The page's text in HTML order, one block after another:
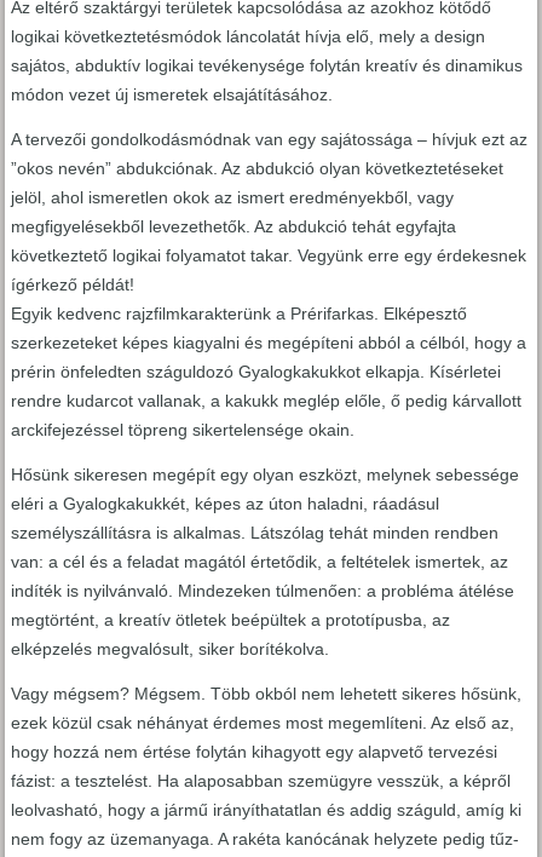
Az eltérő szaktárgyi területek kapcsolódása az azokhoz kötődő
logikai következtetésmódok láncolatát hívja elő, mely a design
sajátos, abduktív logikai tevékenysége folytán kreatív és dinamikus
módon vezet új ismeretek elsajátításához.
A tervezői gondolkodásmódnak van egy sajátossága – hívjuk ezt az
”okos nevén” abdukciónak. Az abdukció olyan következtetéseket
jelöl, ahol ismeretlen okok az ismert eredményekből, vagy
megfigyelésekből levezethetők. Az abdukció tehát egyfajta
következtető logikai folyamatot takar. Vegyünk erre egy érdekesnek
ígérkező példát!
Egyik kedvenc rajzfilmkarakterünk a Prérifarkas. Elképesztő
szerkezeteket képes kiagyalni és megépíteni abból a célból, hogy a
prérin önfeledten száguldozó Gyalogkakukkot elkapja. Kísérletei
rendre kudarcot vallanak, a kakukk meglép előle, ő pedig kárvallott
arckifejezéssel töpreng sikertelensége okain.
Hősünk sikeresen megépít egy olyan eszközt, melynek sebessége
eléri a Gyalogkakukkét, képes az úton haladni, ráadásul
személyszállításra is alkalmas. Látszólag tehát minden rendben
van: a cél és a feladat magától értetődik, a feltételek ismertek, az
indíték is nyilvánvaló. Mindezeken túlmenően: a probléma átélése
megtörtént, a kreatív ötletek beépültek a prototípusba, az
elképzelés megvalósult, siker borítékolva.
Vagy mégsem? Mégsem. Több okból nem lehetett sikeres hősünk,
ezek közül csak néhányat érdemes most megemlíteni. Az első az,
hogy hozzá nem értése folytán kihagyott egy alapvető tervezési
fázist: a tesztelést. Ha alaposabban szemügyre vesszük, a képről
leolvasható, hogy a jármű irányíthatatlan és addig száguld, amíg ki
nem fogy az üzemanyaga. A rakéta kanócának helyzete pedig tűz-